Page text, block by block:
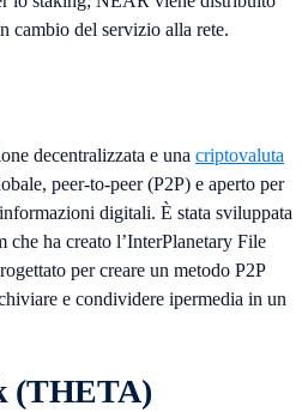
cambio del servizio alla rete.
decentralizzata e una criptovaluta
peer-to-peer (P2P) e aperto per
digitali. È stata sviluppata
che ha creato l’InterPlanetary File
per creare un metodo P2P
e condividere ipermedia in un
(THETA)